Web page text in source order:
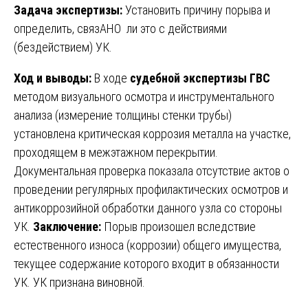
Задача экспертизы:Установить причину порыва и
определить, связАНО ли это с действиями
(бездействием) УК.
Ход и выводы: В ходе судебной экспертизы ГВС
методом визуального осмотра и инструментального
анализа (измерение толщины стенки трубы)
установлена критическая коррозия металла на участке,
проходящем в межэтажном перекрытии.
Документальная проверка показала отсутствие актов о
проведении регулярных профилактических осмотров и
антикоррозийной обработки данного узла со стороны
УК. Заключение: Порыв произошел вследствие
естественного износа (коррозии) общего имущества,
текущее содержание которого входит в обязанности
УК. УК признана виновной.